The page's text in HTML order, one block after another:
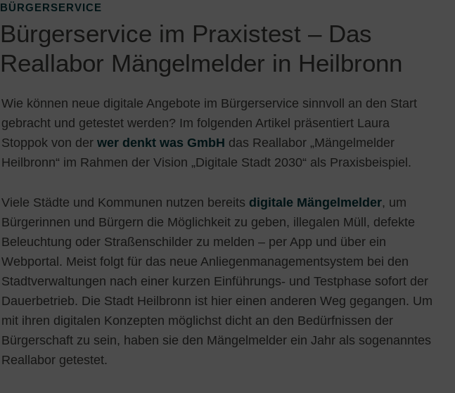
BÜRGERSERVICE
Bürgerservice im Praxistest – Das
Reallabor Mängelmelder in Heilbronn
Wie können neue digitale Angebote im Bürgerservice sinnvoll an den Start
gebracht und getestet werden? Im folgenden Artikel präsentiert Laura
Stoppok von der wer denkt was GmbH das Reallabor „Mängelmelder
Heilbronn“ im Rahmen der Vision „Digitale Stadt 2030“ als Praxisbeispiel.
Viele Städte und Kommunen nutzen bereits digitale Mängelmelder, um
Bürgerinnen und Bürgern die Möglichkeit zu geben, illegalen Müll, defekte
Beleuchtung oder Straßenschilder zu melden – per App und über ein
Webportal. Meist folgt für das neue Anliegenmanagementsystem bei den
Stadtverwaltungen nach einer kurzen Einführungs- und Testphase sofort der
Dauerbetrieb. Die Stadt Heilbronn ist hier einen anderen Weg gegangen. Um
mit ihren digitalen Konzepten möglichst dicht an den Bedürfnissen der
Bürgerschaft zu sein, haben sie den Mängelmelder ein Jahr als sogenanntes
Reallabor getestet.